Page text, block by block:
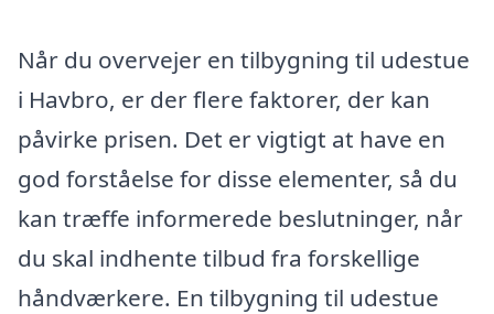
Når du overvejer en tilbygning til udestue
i Havbro, er der flere faktorer, der kan
påvirke prisen. Det er vigtigt at have en
god forståelse for disse elementer, så du
kan træffe informerede beslutninger, når
du skal indhente tilbud fra forskellige
håndværkere. En tilbygning til udestue